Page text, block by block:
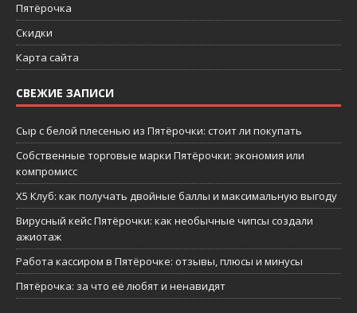
Пятёрочка
Скидки
Карта сайта
СВЕЖИЕ ЗАПИСИ
Сыр с белой плесенью из Пятёрочки: стоит ли покупать
Собственные торговые марки Пятёрочки: экономия или
компромисс
X5 Клуб: как получать двойные баллы и максимальную выгоду
Вирусный кейс Пятёрочки: как необычные чипсы создали
ажиотаж
Работа кассиром в Пятёрочке: отзывы, плюсы и минусы
Пятёрочка: за что её любят и ненавидят